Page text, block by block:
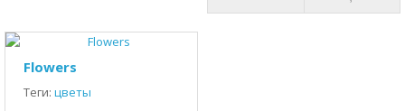
Flowers
Теги: цветы